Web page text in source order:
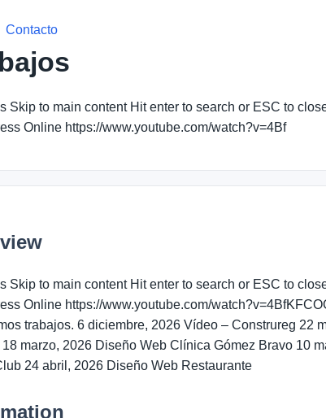
Contacto
Skip to main content Hit enter to search or ESC to
Online https://www.youtube.com/watch?v=4Bf
Skip to main content Hit enter to search or ESC to
Online https://www.youtube.com/
trabajos. 6 diciembre, 2026 Vídeo – Construreg 22
18 marzo, 2026 Diseño Web Clínica Gómez Bravo 10
24 abril, 2026 Diseño Web Restaurante